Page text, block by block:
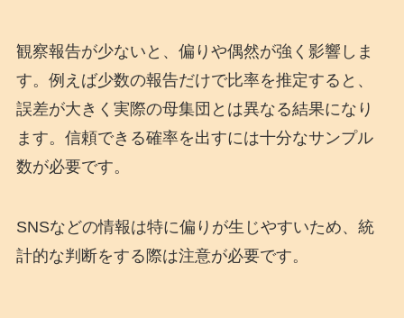
観察報告が少ないと、偏りや偶然が強く影響しま
す。例えば少数の報告だけで比率を推定すると、
誤差が大きく実際の母集団とは異なる結果になり
ます。信頼できる確率を出すには十分なサンプル
数が必要です。
SNSなどの情報は特に偏りが生じやすいため、統
計的な判断をする際は注意が必要です。